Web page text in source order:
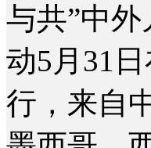
与共”中
动5月31
行，来自